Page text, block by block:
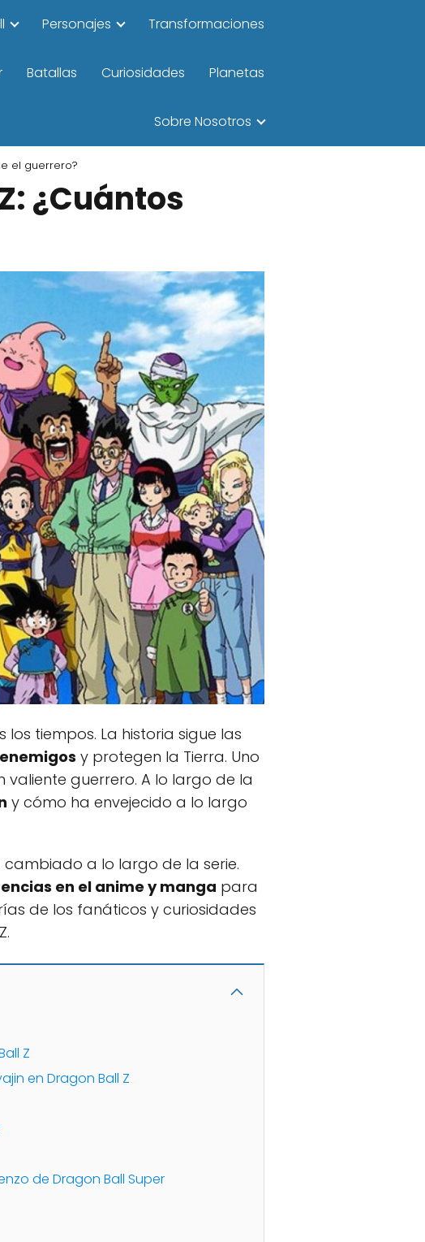
Personajes Transformaciones
Batallas Curiosidades Planetas
Sobre Nosotros
el guerrero?
¿Cuántos
los tiempos. La historia sigue las
y protegen la Tierra. Uno
valiente guerrero. A lo largo de la
y cómo ha envejecido a lo largo
a lo largo de la serie.
en el anime y manga para
de los fanáticos y curiosidades
Z
en Dragon Ball Z
de Dragon Ball Super